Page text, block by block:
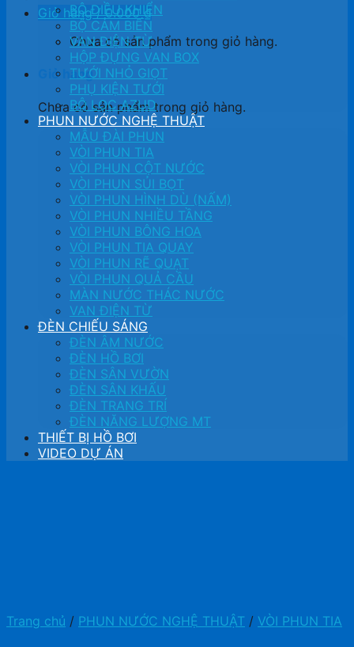
Giỏ hàng /0.000₫
Chưa có sản phẩm trong giỏ hàng.
Giỏ hàng
Chưa có sản phẩm trong giỏ hàng.
BỘ ĐIỀU KHIỂN
BỘ CẢM BIẾN
VAN ĐIỆN TỪ
HỘP ĐỰNG VAN BOX
TƯỚI NHỎ GIỌT
PHỤ KIỆN TƯỚI
BỘ LỌC AZUD
PHUN NƯỚC NGHỆ THUẬT
MẪU ĐÀI PHUN
VÒI PHUN TIA
VÒI PHUN CỘT NƯỚC
VÒI PHUN SỦI BỌT
VÒI PHUN HÌNH DÙ (NẤM)
VÒI PHUN NHIỀU TẦNG
VÒI PHUN BÔNG HOA
VÒI PHUN TIA QUAY
VÒI PHUN RẼ QUẠT
VÒI PHUN QUẢ CẦU
MÀN NƯỚC THÁC NƯỚC
VAN ĐIỆN TỪ
ĐÈN CHIẾU SÁNG
ĐÈN ÂM NƯỚC
ĐÈN HỒ BƠI
ĐÈN SÂN VƯỜN
ĐÈN SÂN KHẤU
ĐÈN TRANG TRÍ
ĐÈN NĂNG LƯỢNG MT
THIẾT BỊ HỒ BƠI
VIDEO DỰ ÁN
Trang chủ / PHUN NƯỚC NGHỆ THUẬT / VÒI PHUN TIA